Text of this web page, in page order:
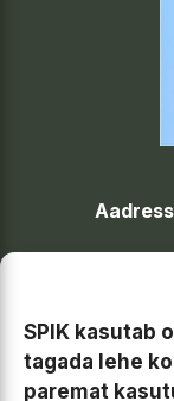
SPIK kasutab
tagada lehe
paremat
e-